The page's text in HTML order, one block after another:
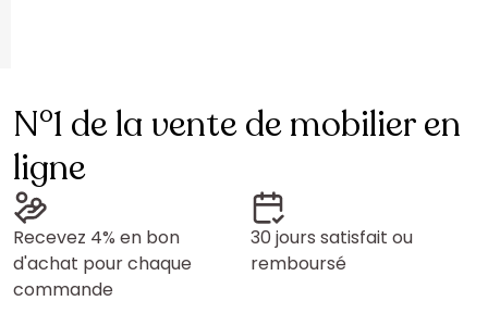
N°1 de la vente de mobilier en
ligne
Recevez 4% en bon
d'achat pour chaque
commande
30 jours satisfait ou
remboursé